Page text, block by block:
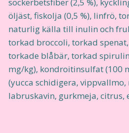
sockerbetsfiber (2,5 %),
öljäst, fiskolja (0,5 %), linfrö,
naturlig källa till inulin och
torkad broccoli, torkad
torkade blåbär, torkad
mg/kg), kondroitinsulfat (100
(yucca schidigera, vippvallmo,
labruskavin, gurkmeja, citrus,